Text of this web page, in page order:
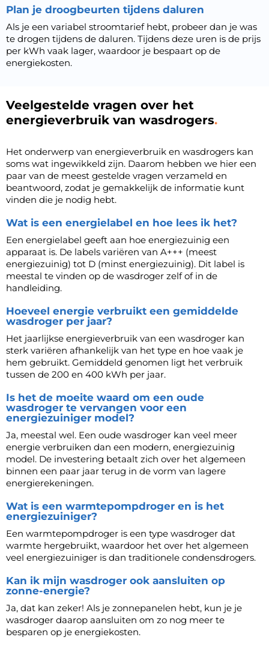
Plan je droogbeurten tijdens daluren
Als je een variabel stroomtarief hebt, probeer dan je was
te drogen tijdens de daluren. Tijdens deze uren is de prijs
per kWh vaak lager, waardoor je bespaart op de
energiekosten.
Veelgestelde vragen over het
energieverbruik van wasdrogers
Het onderwerp van energieverbruik en wasdrogers kan
soms wat ingewikkeld zijn. Daarom hebben we hier een
paar van de meest gestelde vragen verzameld en
beantwoord, zodat je gemakkelijk de informatie kunt
vinden die je nodig hebt.
Wat is een energielabel en hoe lees ik het?
Een energielabel geeft aan hoe energiezuinig een
apparaat is. De labels variëren van A+++ (meest
energiezuinig) tot D (minst energiezuinig). Dit label is
meestal te vinden op de wasdroger zelf of in de
handleiding.
Hoeveel energie verbruikt een gemiddelde
wasdroger per jaar?
Het jaarlijkse energieverbruik van een wasdroger kan
sterk variëren afhankelijk van het type en hoe vaak je
hem gebruikt. Gemiddeld genomen ligt het verbruik
tussen de 200 en 400 kWh per jaar.
Is het de moeite waard om een oude
wasdroger te vervangen voor een
energiezuiniger model?
Ja, meestal wel. Een oude wasdroger kan veel meer
energie verbruiken dan een modern, energiezuinig
model. De investering betaalt zich over het algemeen
binnen een paar jaar terug in de vorm van lagere
energierekeningen.
Wat is een warmtepompdroger en is het
energiezuiniger?
Een warmtepompdroger is een type wasdroger dat
warmte hergebruikt, waardoor het over het algemeen
veel energiezuiniger is dan traditionele condensdrogers.
Kan ik mijn wasdroger ook aansluiten op
zonne-energie?
Ja, dat kan zeker! Als je zonnepanelen hebt, kun je je
wasdroger daarop aansluiten om zo nog meer te
besparen op je energiekosten.